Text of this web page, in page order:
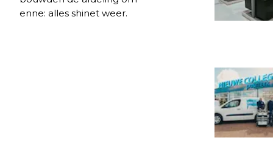
enne: alles shinet weer.